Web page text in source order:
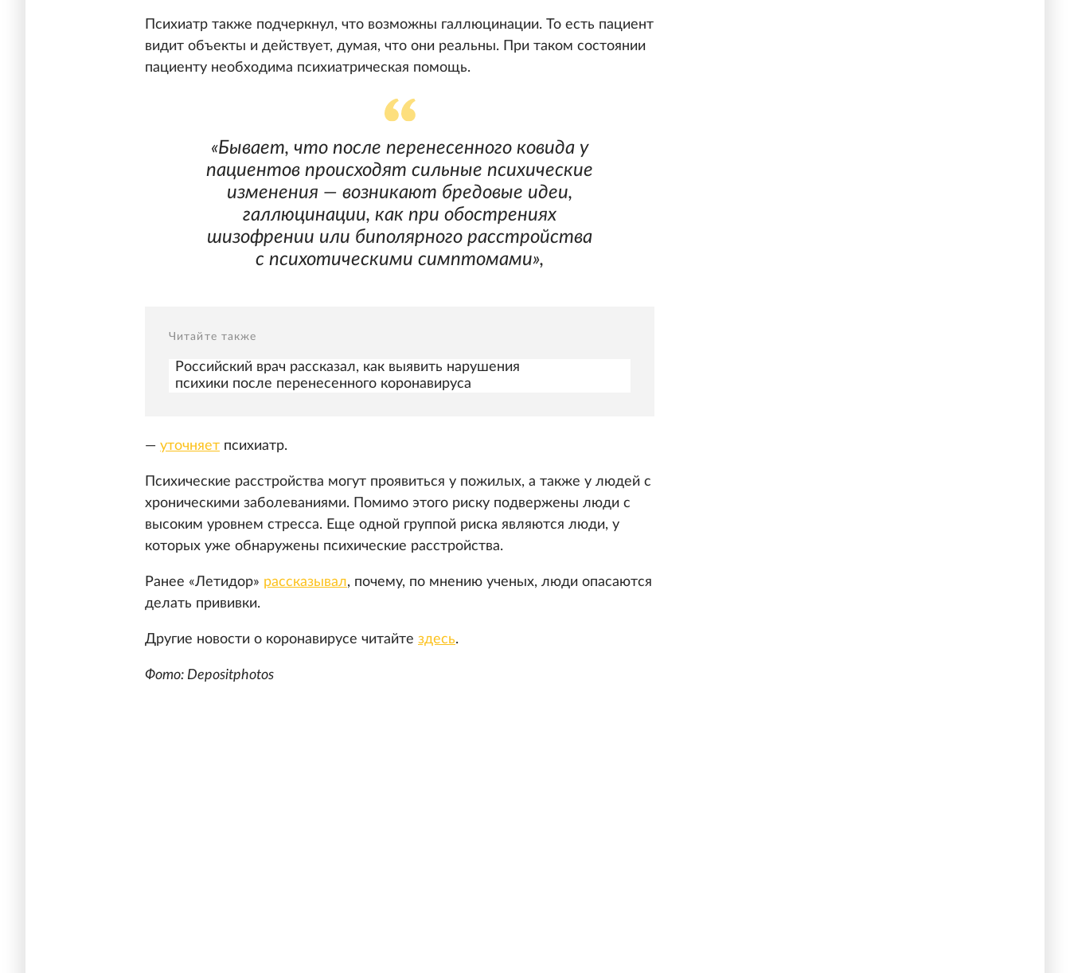
Психиатр также подчеркнул, что возможны галлюцинации. То есть пациент
видит объекты и действует, думая, что они реальны. При таком состоянии
пациенту необходима психиатрическая помощь.
«Бывает, что после перенесенного ковида у
пациентов происходят сильные психические
изменения — возникают бредовые идеи,
галлюцинации, как при обострениях
шизофрении или биполярного расстройства
с психотическими симптомами»,
Читайте также
Российский врач рассказал, как выявить нарушения
психики после перенесенного коронавируса
— уточняет психиатр.
Психические расстройства могут проявиться у пожилых, а также у людей с
хроническими заболеваниями. Помимо этого риску подвержены люди с
высоким уровнем стресса. Еще одной группой риска являются люди, у
которых уже обнаружены психические расстройства.
Ранее «Летидор» рассказывал, почему, по мнению ученых, люди опасаются
делать прививки.
Другие новости о коронавирусе читайте здесь.
Фото: Depositphotos